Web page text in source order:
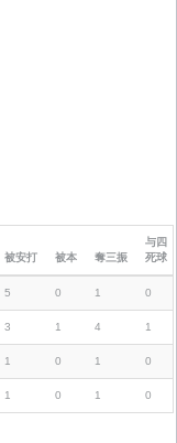
被安打 被本 奪三振
与四
死球
5 0 1 0
3 1 4 1
1 0 1 0
1 0 1 0